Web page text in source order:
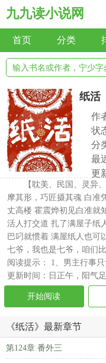
九九读小说网
首页 分类
纸活
作
状
分
最
更
【耽美、民国、灵异
摩其形，巧匠摄其魂 白准
丈高楼 霍震烨初见白准就
活人打交道 扎了满屋子纸
巴叼就惯着 满屋纸人也可
七爷，我也是七爷，咱们
阅读提示： 1、男主行事
更新时间：日正午，阳气足
开始阅读
《纸活》最新章节
第124章 番外三